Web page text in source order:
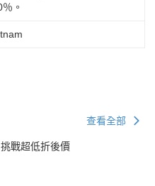
。
查看全部
戰超低折後價